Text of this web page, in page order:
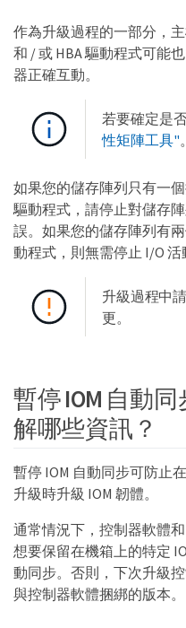
作為升級過程的一部分，
和 / 或 HBA 驅動程式可能
器正確互動。
若要確定是
性矩陣工具"。
如果您的儲存陣列只有一
驅動程式，請停止對儲存
誤。如果您的儲存陣列有
動程式，則無需停止 I/O 活
升級過程中
更。
暫停 IOM 自動
解哪些資訊？
暫停 IOM 自動同步可防止
升級時升級 IOM 韌體。
通常情況下，控制器軟體
想要保留在機箱上的特定
動同步。否則，下次升級
與控制器軟體捆綁的版本。